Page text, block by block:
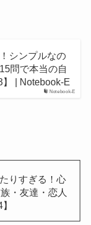
Notebook-E
シンプルなの
問で本当の自
| Notebook-E
りすぎる！心
・友達・恋人